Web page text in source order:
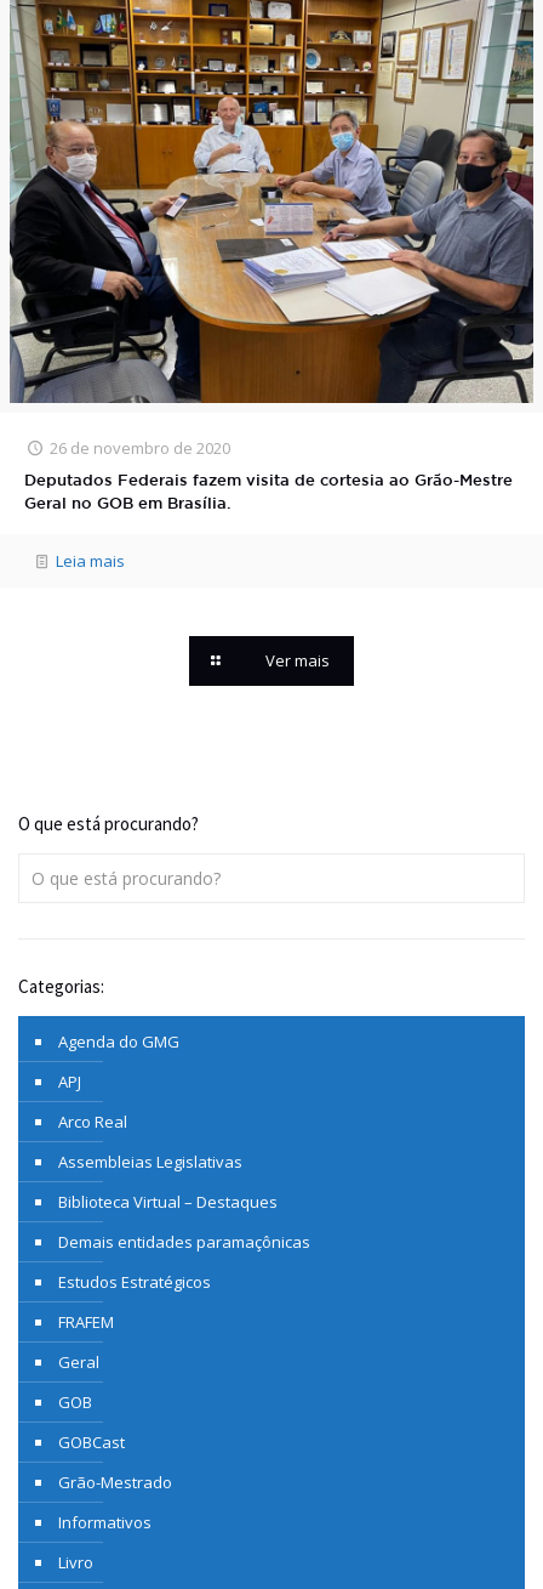
26 de novembro de 2020
Deputados Federais fazem visita de cortesia ao Grão-Mestre
Geral no GOB em Brasília.
Leia mais
Ver mais
O que está procurando?
Categorias:
Agenda do GMG
APJ
Arco Real
Assembleias Legislativas
Biblioteca Virtual – Destaques
Demais entidades paramaçônicas
Estudos Estratégicos
FRAFEM
Geral
GOB
GOBCast
Grão-Mestrado
Informativos
Livro